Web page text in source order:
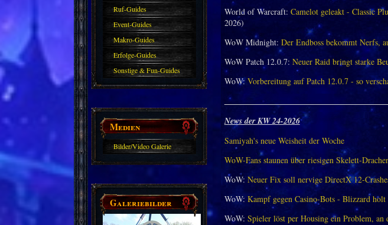
Ruf-Guides
Event-Guides
Makro-Guides
Erfolge-Guides
Sonstige & Fun-Guides
Medien
Bilder/Video Galerie
Galeriebilder
World of Warcraft: Camelot geleakt - Classic
2026)
WoW Midnight: Der Endboss bekommt Nerfs,
WoW Patch 12.0.7: Neuer Raid bringt starke
WoW:Vorbereitung auf Patch 12.0.7 - so
News der KW 24-2026
Samiyah's neue Weisheit der Woche
WoW-Fans staunen über riesigen Skelett-
WoW: Neuer Fix soll nervige DirectX 12-
WoW: Kampf gegen Casino-Bots - Blizzard holt
WoW: Spieler löst per Housing ein Problem, an